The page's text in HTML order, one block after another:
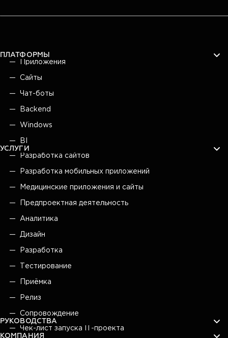
ПЛАТФОРМЫ
Приложения
Сайты
Чат-боты
Backend
Windows
BI
УСЛУГИ
Разработка сайтов
Разработка мобильных приложений
Медицинские приложения и сайты
Предпроектная деятельность
Аналитика
Дизайн
Разработка
Тестирование
Приёмка
Релиз
Сопровождение
РУКОВОДСТВА
Чек-лист запуска IT-проекта
КОМПАНИЯ